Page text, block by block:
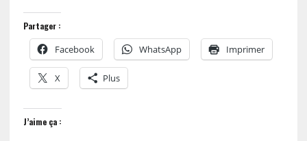
Partager :
Facebook WhatsApp Imprimer
X Plus
J’aime ça :